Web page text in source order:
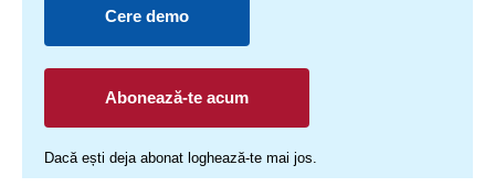
Cere demo
Abonează-te acum
Dacă ești deja abonat loghează-te mai jos.